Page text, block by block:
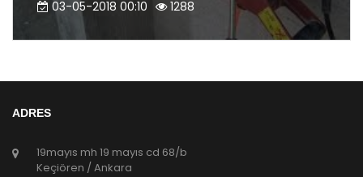
03-05-2018 00:10 1288
ADRES
19mayıs mh 19 mayıs cd 68/b
Keçiören / Ankara